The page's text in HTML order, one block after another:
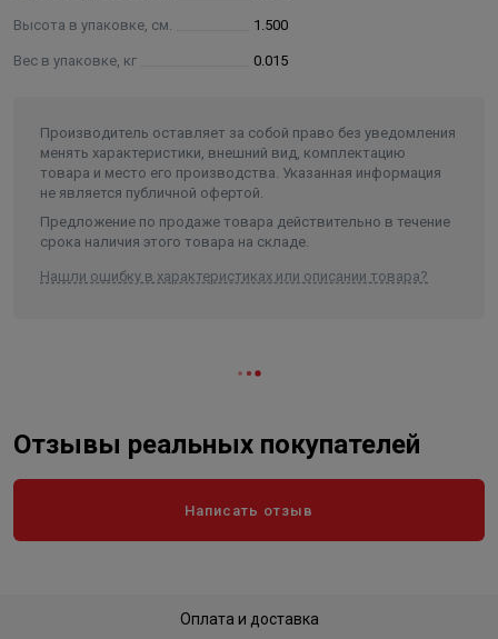
Высота в упаковке, см. 1.500
Вес в упаковке, кг 0.015
Производитель оставляет за собой право без уведомления
менять характеристики, внешний вид, комплектацию
товара и место его производства. Указанная информация
не является публичной офертой.
Предложение по продаже товара действительно в течение
срока наличия этого товара на складе.
Нашли ошибку в характеристиках или описании товара?
Отзывы реальных покупателей
Написать отзыв
Оплата и доставка